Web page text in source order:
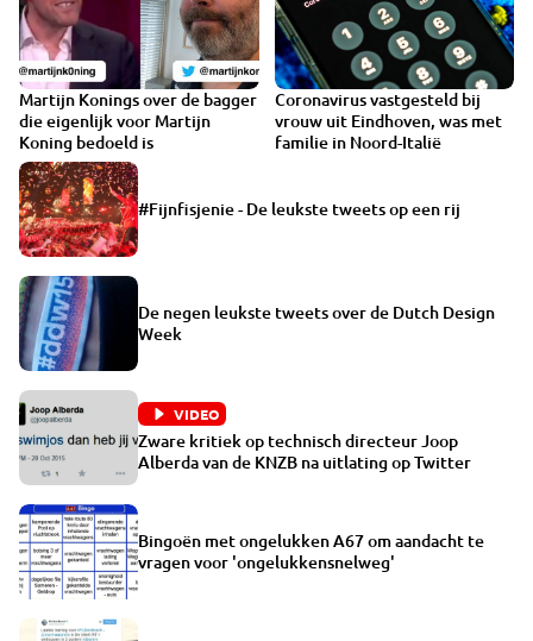
Martijn Konings over de bagger
die eigenlijk voor Martijn
Koning bedoeld is
Coronavirus vastgesteld bij
vrouw uit Eindhoven, was met
familie in Noord-Italië
#Fijnfisjenie - De leukste tweets op een rij
De negen leukste tweets over de Dutch Design
Week
VIDEO
Zware kritiek op technisch directeur Joop
Alberda van de KNZB na uitlating op Twitter
Bingoën met ongelukken A67 om aandacht te
vragen voor 'ongelukkensnelweg'